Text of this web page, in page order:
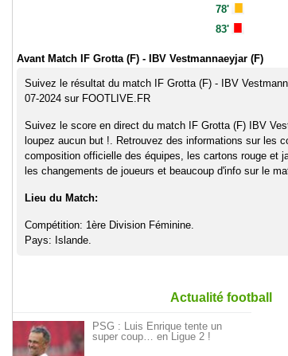
78'
83'
Avant Match IF Grotta (F) - IBV Vestmannaeyjar (F)
Suivez le résultat du match IF Grotta (F) - IBV
07-2024 sur FOOTLIVE.FR
Suivez le score en direct du match IF Grotta (F) IBV
loupez aucun but !. Retrouvez des informations sur les
composition officielle des équipes, les cartons rouge et
les changements de joueurs et beaucoup d'info sur le
Lieu du Match:
Compétition: 1ère Division Féminine.
Pays: Islande.
Actualité football
PSG : Luis Enrique tente un
super coup… en Ligue 2 !